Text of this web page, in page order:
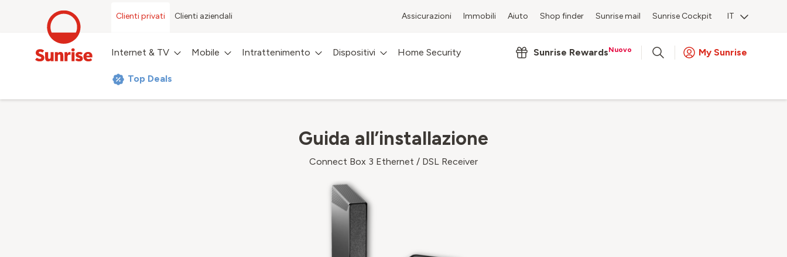
Clienti privati Clienti aziendali Assicurazioni Immobili Aiuto Shop finder Sunrise mail Sunrise Cockpit IT
Internet & TV Mobile Intrattenimento Dispositivi Home Security
Top Deals
Sunrise RewardsNuovo My Sunrise
Guida all’installazione
Connect Box 3 Ethernet / DSL Receiver